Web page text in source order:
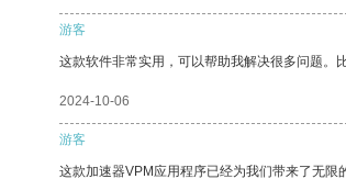
游客
这款软件非常实用，可以帮助我解决很多问题。
2024-10-06
游客
这款加速器VPM应用程序已经为我们带来了无限